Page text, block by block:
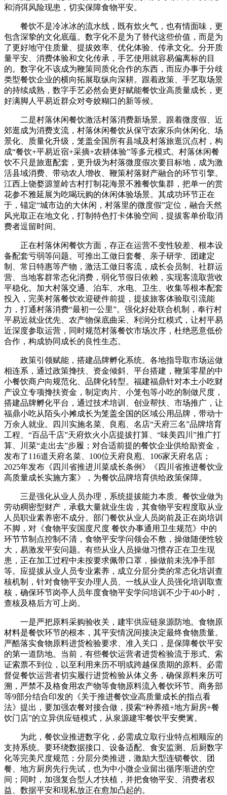
和消弭风险现患，切实保障食物平安。
餐饮不是冷冰冰的流水线，既有炊火气，也有情面味，更
包含深挚的文化底蕴。数字化不是为了替代这些价值，而是为
了更好地守住质量、提拔效率、优化体验、传承文化。分开质
量平安、消费体验和文化传承，手艺使用就容易偏离标的目
的。数字化不该成为鞭策同质化合作的东西，而应办事于分歧
类型餐饮企业的横向拓展取纵向深耕。跟着政策、手艺取场景
的持续成熟，数字手艺必然会更好赋能餐饮业高质量成长，更
好满脚人平易近群众对夸姣糊口的新等候。
二是村落休闲餐饮激活村落消费新场景。跟着微度假、近
郊逛成为消费支流，村落休闲餐饮从保守农家乐向休闲化、场
景化、质量化升级，笼盖全国所有县域及村落旅逛沉点村，构
成“餐饮+平易近宿+采摘+农耕体验”等多元模式。村落休闲餐
饮不只是旅逛配套，更升级为村落微度假次要目标地，成为激
活县域消费、带动农人增收、鞭策村落财产融合的环节引擎。
江西上饶婺源篁岭古村打制花海景不雅餐饮集群，把单一的赏
花参不雅延展为吃喝玩购的休闲体验场景。其成功环节正在
于，锚定“城市边的大休闲，村落里的微度假”定位，融合天然
风光取正在地文化，打制特色打卡体验空间，提拔客单价取消
费者逗留时间。
正在村落休闲餐饮方面，存正在运营不变性较差、根本设
备配套亏弱等问题。可推出工做日套餐、亲子研学、团建定
制、常日特惠等产物，激活工做日客流，成长会员制、社群运
营、当地客群常态化消费，弱化节假日依赖，实现客流取营收
平稳化。加大村落交通、泊车、水电、卫生、收集等根本配套
投入，完美村落餐饮欢迎硬件前提，提拔旅客体验取引流能
力，打通村落消费“最初一公里”。强化好处联合机制，奉行村
平易近就业优先、农产物保底曲采、利润分红模式，让村平易
近深度参取运营，同时规范村落餐饮市场次序，杜绝恶意低价
合作，构成协同成长的良性生态。
政策引领赋能，搭建品牌孵化系统。各地指导取市场运做
相连系，通过政策搀扶、资金倾斜、平台搭建，鞭策零星的中
小餐饮商户向规范化、品牌化转型。福建福鼎针对本土小吃财
产设立专项搀扶资金，制定肉片、小笼包等小吃的制做尺度，
搭建品牌孵化平台，通过技术培训、创业帮扶、市场推广，让
福鼎小吃从陌头小摊成长为笼盖全国的区域公用品牌，带动十
万余人就业。四川实施名菜、良庖、名店“天府三名”品牌培育
工程、“百品千店”天府炊火小店提拔打算、“味美四川”推广打
算、川菜“走出去”步履；对合适前提的餐饮企业供给励资金，
发布了116道天府名菜、100位天府良庖、106家天府名店；
2025年发布《四川省推进川菜成长条例》《四川省推进餐饮业
高质量成长实施方案》，为餐饮品牌培育供给政策保障。
三是强化从业人员办理，系统提拔能力本质。餐饮业做为
劳动稠密型财产，承载大量就业生齿，其食物平安程度取从业
人员职业素养密不成分。部门餐饮从业人员岗前及正在岗培训
不脚，对《食物平安国度尺度 餐饮办事通用卫生规范》中的
环节节制点控制不清，食物平安学问领会不敷，操做随便性较
大，易激发平安问题。有些从业人员操做习惯存正在卫生现
患，正在加工过程中未按要求佩带口罩，操做前未洗净手部
等。应提拔从业人员专业素养，成立分层分类的常态化培训查
核机制，针对食物平安办理人员、一线从业人员强化培训取查
核，确保环节岗亭人员年度食物平安学问培训不少于40小时，
查核及格后方可上岗。
一是严把原料采购验收关，建牢供应链泉源防地。食物原
材料是餐饮环节的根本，其平安情况间接决定最终食物质量。
严酷落实食物原料进货检验要求、准入关口，是保障餐饮平安
的第一道防地。当前，有些餐饮运营者进货检验流于形式、索
证索票不到位，以至利用来历不明或跨越保质期的原料。必需
督促餐饮运营者切实履行进货检验从体义务，确保原料来历可
溯，严禁不及格食用农产物等食物原料流入餐饮环节。商务部
等9部分结合印发的《关于推进餐饮业高质量成长的指点看
法》提出，要加强农餐对接合做，摸索“种养殖+地方厨房+餐
饮门店”的立异供应链模式，从泉源建牢餐饮平安樊篱。
为此，餐饮业推进数字化，必需成立取行业特点相顺应的
支持系统。要环绕数据接口、设备适配、食安监测、后厨数字
化等完美尺度规范；分层分类推进，激励大型连锁餐饮、团
餐、地方厨房先行先试，也为中小微企业留出循序渐进的空
间；同时，加强复合型人才扶植，并把食物平安、消费者权
益、数据平安和现私放正在愈加凸起的。